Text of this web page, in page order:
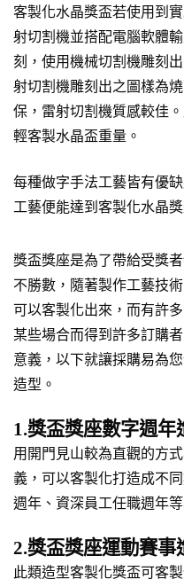
客製化水晶獎盃若使用到
射切割機並搭配電腦軟體
刻，使用機械切割機雕刻
射切割機雕刻出之圖樣為
保，雷射切割機質感較佳
輕客製水晶盃重量。
每種做字手法工藝皆有優
工藝便能達到客製化水晶
獎盃獎座是為了帶給受獎
不勝數，隨著製作工藝技
可以客製化出來，而有許
某些場合而得到許多訂購
意義，以下就讓採購易為
造型。
1.獎盃獎座數字週年
用開門見山較為直觀的方
義，可以客製化打造成不
週年、資深員工任職週年
2.獎盃獎座運動賽事
此類造型客製化獎盃可客